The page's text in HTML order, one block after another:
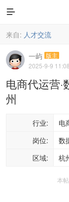

来自: 人才交流
一屿 版主
2025-9-9
电商代运营
州
行业:
电
岗位:
数
区域:
杭
本